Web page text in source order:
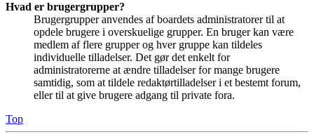
Hvad er brugergrupper?
Brugergrupper anvendes af boardets administratorer til at
opdele brugere i overskuelige grupper. En bruger kan være
medlem af flere grupper og hver gruppe kan tildeles
individuelle tilladelser. Det gør det enkelt for
administratorerne at ændre tilladelser for mange brugere
samtidig, som at tildele redaktørtilladelser i et bestemt forum,
eller til at give brugere adgang til private fora.
Top